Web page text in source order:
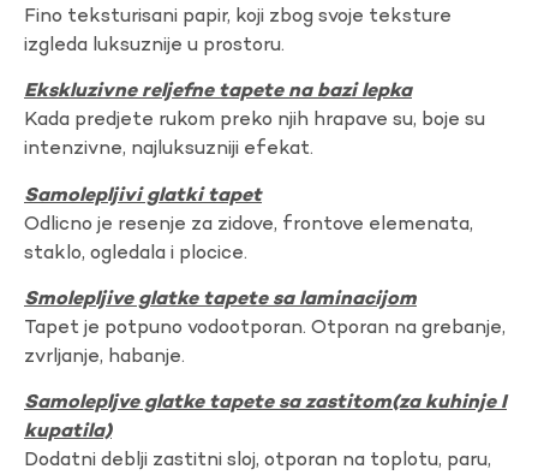
Fino teksturisani papir, koji zbog svoje teksture
izgleda luksuznije u prostoru.
Ekskluzivne reljefne tapete na bazi lepka
Kada predjete rukom preko njih hrapave su, boje su
intenzivne, najluksuzniji efekat.
Samolepljivi glatki tapet
Odlicno je resenje za zidove, frontove elemenata,
staklo, ogledala i plocice.
Smolepljive glatke tapete sa laminacijom
Tapet je potpuno vodootporan. Otporan na grebanje,
zvrljanje, habanje.
Samolepljve glatke tapete sa zastitom(za kuhinje I
kupatila)
Dodatni deblji zastitni sloj, otporan na toplotu, paru,